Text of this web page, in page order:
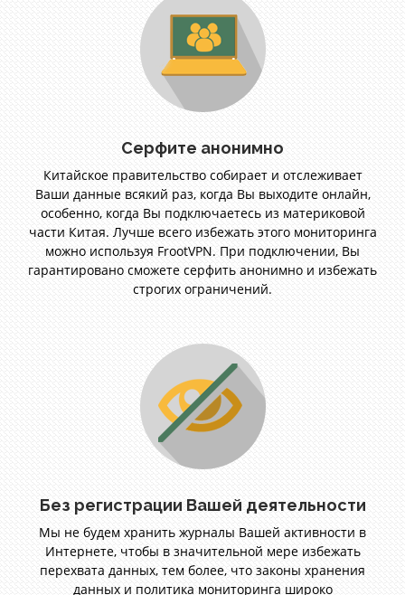
Серфите анонимно
Китайское правительство собирает и отслеживает
Ваши данные всякий раз, когда Вы выходите онлайн,
особенно, когда Вы подключаетесь из материковой
части Китая. Лучше всего избежать этого мониторинга
можно используя FrootVPN. При подключении, Вы
гарантировано сможете серфить анонимно и избежать
строгих ограничений.
Без регистрации Вашей деятельности
Мы не будем хранить журналы Вашей активности в
Интернете, чтобы в значительной мере избежать
перехвата данных, тем более, что законы хранения
данных и политика мониторинга широко